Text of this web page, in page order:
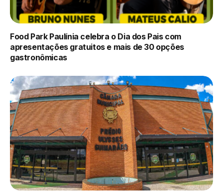
Food Park Paulínia celebra o Dia dos Pais com
apresentações gratuitos e mais de 30 opções
gastronômicas